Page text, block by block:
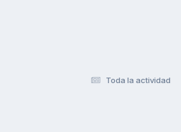
Toda la actividad